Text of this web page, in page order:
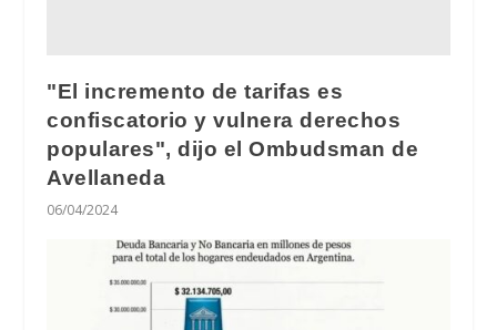
"El incremento de tarifas es
confiscatorio y vulnera derechos
populares", dijo el Ombudsman de
Avellaneda
06/04/2024